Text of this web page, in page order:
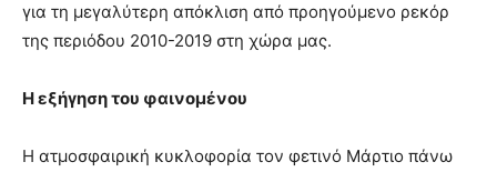
για τη μεγαλύτερη απόκλιση από προηγούμενο ρεκόρ
της περιόδου 2010-2019 στη χώρα μας.
Η εξήγηση του φαινομένου
Η ατμοσφαιρική κυκλοφορία τον φετινό Μάρτιο πάνω